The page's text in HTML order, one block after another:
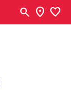
search location_on favorite